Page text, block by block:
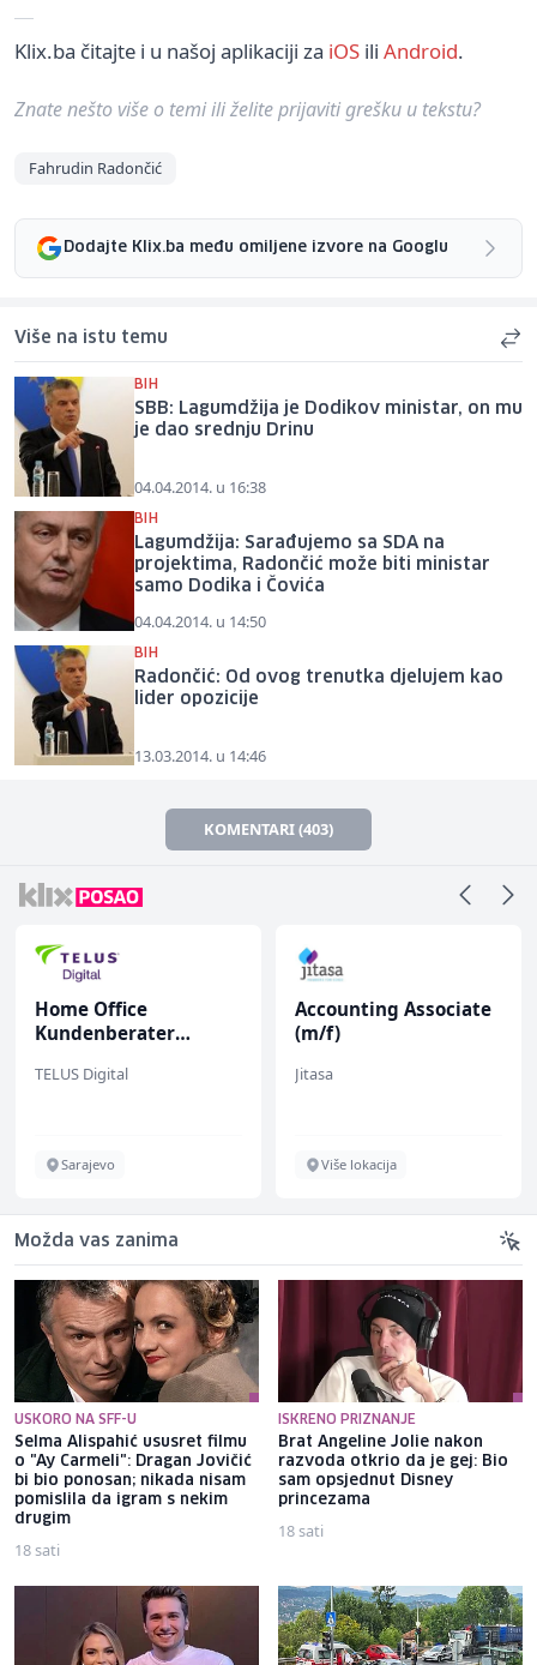
Klix.ba čitajte i u našoj aplikaciji za iOS ili Android.
Znate nešto više o temi ili želite prijaviti grešku u tekstu?
Fahrudin Radončić
Dodajte Klix.ba među omiljene izvore na Googlu
Više na istu temu
BIH
SBB: Lagumdžija je Dodikov ministar, on mu
je dao srednju Drinu
04.04.2014. u 16:38
BIH
Lagumdžija: Sarađujemo sa SDA na
projektima, Radončić može biti ministar
samo Dodika i Čovića
04.04.2014. u 14:50
BIH
Radončić: Od ovog trenutka djelujem kao
lider opozicije
13.03.2014. u 14:46
KOMENTARI (403)
Home Office
Kundenberater
renommiertes
TELUS Digital
Sarajevo
Accounting Associate
(m/f)
Jitasa
Više lokacija
Možda vas zanima
USKORO NA SFF-U
Selma Alispahić ususret filmu
o "Ay Carmeli": Dragan Jovičić
bi bio ponosan; nikada nisam
pomislila da igram s nekim
drugim
18 sati
ISKRENO PRIZNANJE
Brat Angeline Jolie nakon
razvoda otkrio da je gej: Bio
sam opsjednut Disney
princezama
18 sati